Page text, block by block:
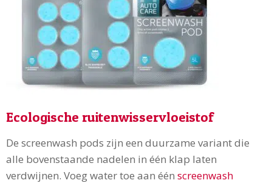
Ecologische ruitenwisservloeistof
De screenwash pods zijn een duurzame variant die
alle bovenstaande nadelen in één klap laten
verdwijnen. Voeg water toe aan één screenwash